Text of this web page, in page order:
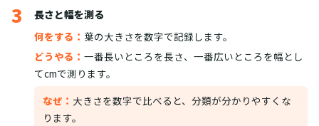
3
長さと幅を測る
何をする： 葉の大きさを数字で記録します。
どうやる： 一番長いところを長さ、一番広いところを幅とし
てcmで測ります。
なぜ： 大きさを数字で比べると、分類が分かりやすくな
ります。